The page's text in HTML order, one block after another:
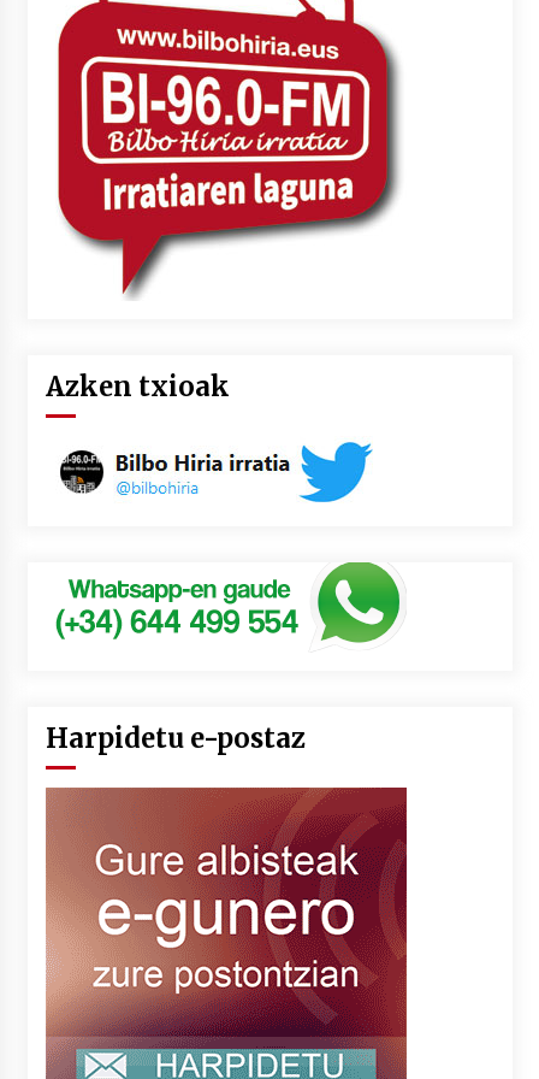
2026/07/03
MUSIBLA #297: Bide, Boards Of Canada, Somak,
Tiga, Twisted Teens, Underscores, Habia
2026/07/02
Azken txioak
Harpidetu e-postaz